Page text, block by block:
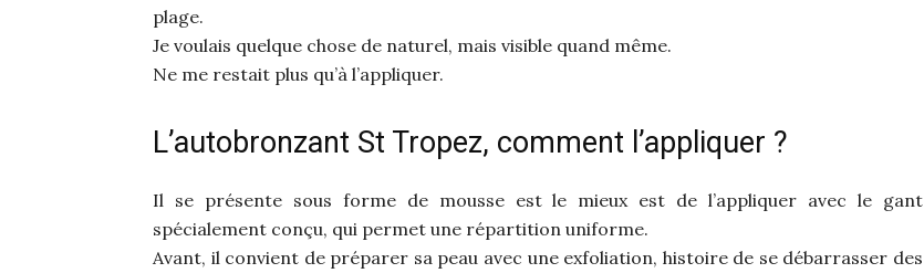
plage.
Je voulais quelque chose de naturel, mais visible quand même.
Ne me restait plus qu’à l’appliquer.
L’autobronzant St Tropez, comment l’appliquer ?
Il se présente sous forme de mousse est le mieux est de l’appliquer avec le gant
spécialement conçu, qui permet une répartition uniforme.
Avant, il convient de préparer sa peau avec une exfoliation, histoire de se débarrasser des